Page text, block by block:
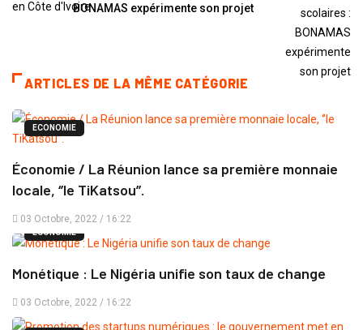
BONAMAS expérimente son projet
ARTICLES DE LA MÊME CATÉGORIE
ECONOMIE
Économie / La Réunion lance sa première monnaie
locale, ‘’le TiKatsou’’.
03 Octobre, 2022 / 16:22
ECONOMIE
Monétique : Le Nigéria unifie son taux de change
03 Octobre, 2022 / 16:22